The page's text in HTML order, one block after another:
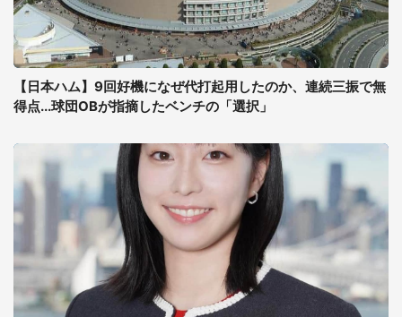
【日本ハム】9回好機になぜ代打起用したのか、連続三振で無
得点...球団OBが指摘したベンチの「選択」